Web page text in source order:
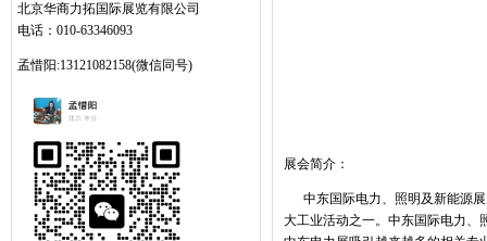
北京华商力拓国际展览有限公司
电话：010-63346093
孟惜阳:13121082158(微信同号)
展会简介：
中东国际电力、照明及新能源
大工业活动之一。中东国际电力、